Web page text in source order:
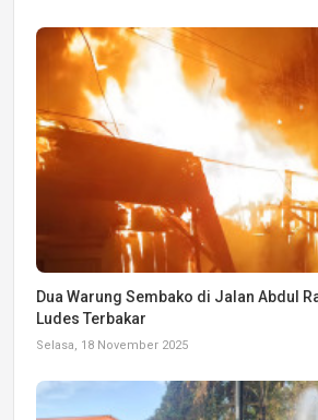
Dua Warung Sembako di Jalan Abdul
Ludes Terbakar
Selasa, 18 November 2025